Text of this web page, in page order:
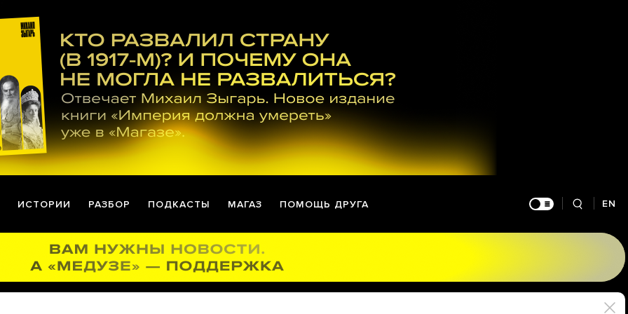
ИСТОРИИ РАЗБОР ПОДКАСТЫ МАГАЗ ПОМОЩЬ ДРУГА EN